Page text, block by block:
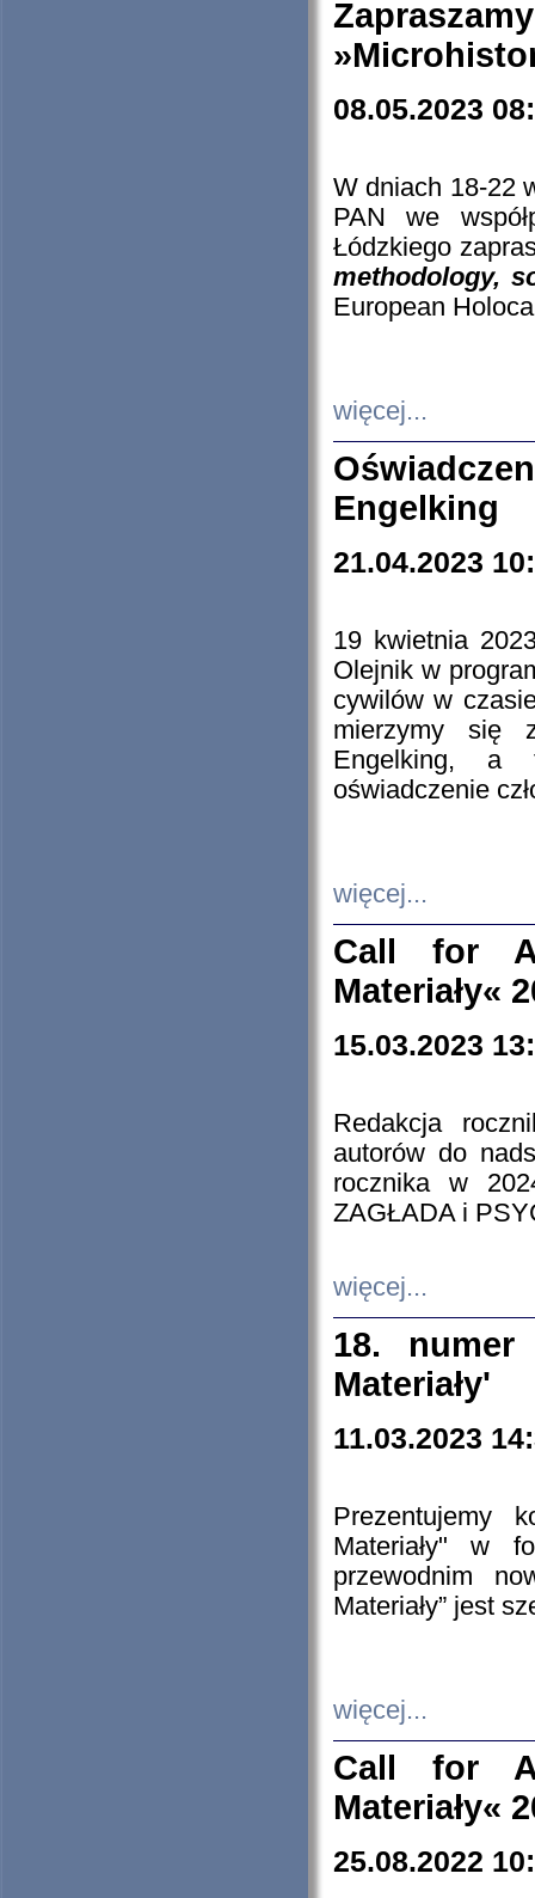
08.05.2023
W dniach 18-22
PAN we
Łódzkiego
methodology,
European
więcej...
Engelking
21.04.2023
19 kwietnia
Olejnik w
cywilów w
mierzymy się
Engelking, a
oświadczenie
więcej...
Call for
Materiały«
15.03.2023
Redakcja
autorów do
rocznika w
ZAGŁADA i
więcej...
18. numer
Materiały'
11.03.2023
Prezentujemy
Materiały" w
przewodnim
Materiały” jest
więcej...
Call for
Materiały«
25.08.2022